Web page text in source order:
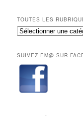
mois
réservés
aux
TOUTES LES
Toutes
de
Edition
Multimédi@
SUIVEZ EM@ SUR